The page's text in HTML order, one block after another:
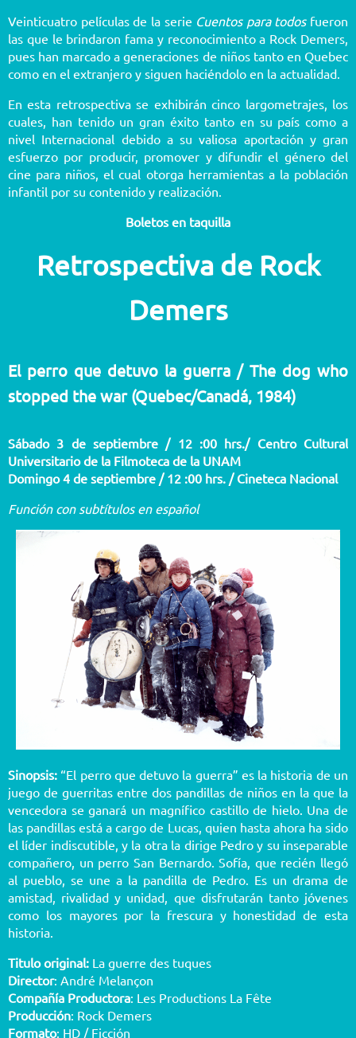
Veinticuatro películas de la serie Cuentos para todosfueron
las que le brindaron fama y reconocimiento a Rock Demers,
pues han marcado a generaciones de niños tanto en Quebec
como en el extranjero y siguen haciéndolo en la actualidad.
En esta retrospectiva se exhibirán cinco largometrajes, los
cuales, han tenido un gran éxito tanto en su país como a
nivel Internacional debido a su valiosa aportación y gran
esfuerzo por producir, promover y difundir el género del
cine para niños, el cual otorga herramientas a la población
infantil por su contenido y realización.
Boletos en taquilla
Retrospectiva de Rock
Demers
El perro que detuvo la guerra / The dog who
stopped the war (Quebec/Canadá, 1984)
Sábado 3 de septiembre / 12 :00 hrs./ Centro Cultural
Universitario de la Filmoteca de la UNAM
Domingo 4 de septiembre / 12 :00 hrs. / Cineteca Nacional
Función con subtítulos en español
Sinopsis: “El perro que detuvo la guerra” es la historia de un
juego de guerritas entre dos pandillas de niños en la que la
vencedora se ganará un magnífico castillo de hielo. Una de
las pandillas está a cargo de Lucas, quien hasta ahora ha sido
el líder indiscutible, y la otra la dirige Pedro y su inseparable
compañero, un perro San Bernardo. Sofía, que recién llegó
al pueblo, se une a la pandilla de Pedro. Es un drama de
amistad, rivalidad y unidad, que disfrutarán tanto jóvenes
como los mayores por la frescura y honestidad de esta
historia.
Titulo original: La guerre des tuques
Director: André Melançon
Compañía Productora: Les Productions La Fête
Producción: Rock Demers
Formato: HD / Ficción